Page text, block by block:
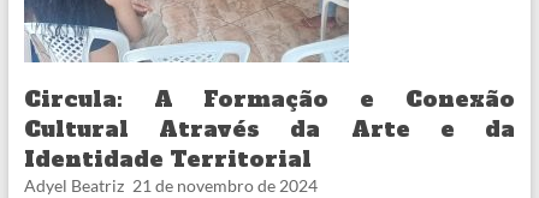
Circula: A Formação e Conexão
Cultural Através da Arte e da
Identidade Territorial
Adyel Beatriz 21 de novembro de 2024